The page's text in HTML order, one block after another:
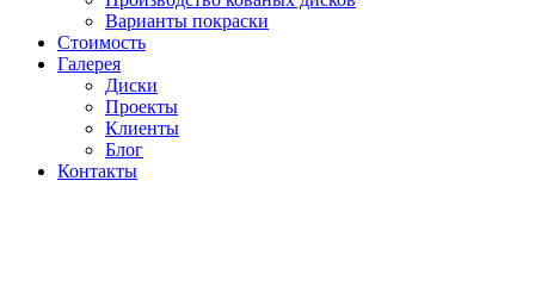
Варианты покраски
Стоимость
Галерея
Диски
Проекты
Клиенты
Блог
Контакты